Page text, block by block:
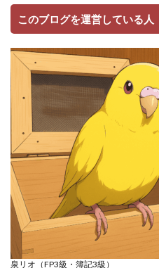
このブログを運営している人
泉リオ（FP3級・簿記3級）